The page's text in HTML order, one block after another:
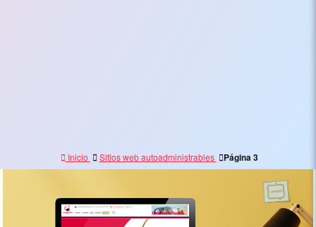
Inicio Sitios web autoadministrables Página 3